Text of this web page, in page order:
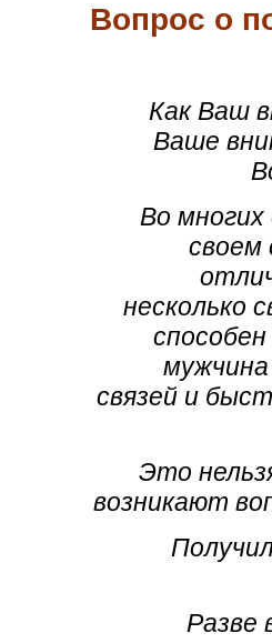
Вопрос о
Как Ваш
Ваше
Во
несколько
связей и
Это
возникают
Разве